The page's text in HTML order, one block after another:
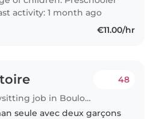
Nous recherchons..
activity: 1 month ago
€11.00/hr
Babysitting job in Boulogne-Billancourt
48
seule avec deux garçons